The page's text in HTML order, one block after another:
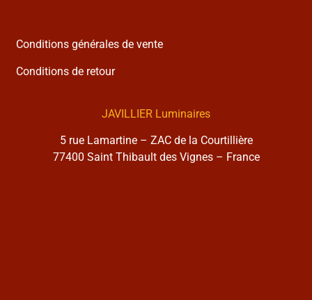
Conditions générales de vente
Conditions de retour
JAVILLIER Luminaires
5 rue Lamartine – ZAC de la Courtillière
77400 Saint Thibault des Vignes – France